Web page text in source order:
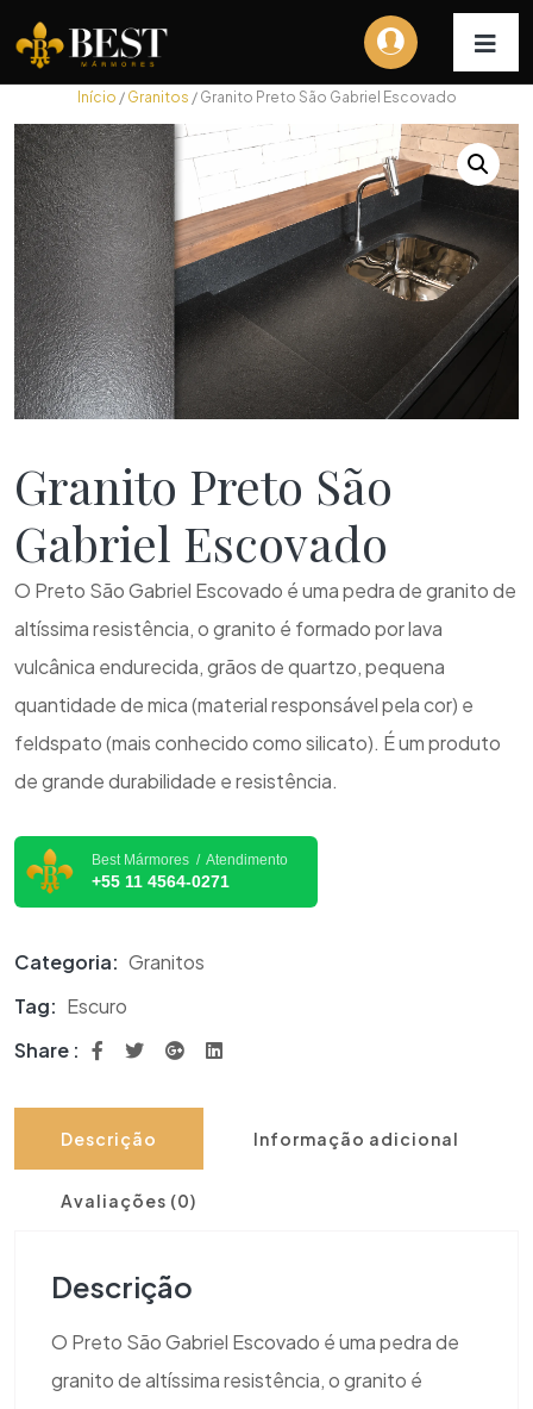
Início / Granitos / Granito Preto São Gabriel Escovado
Granito Preto São
Gabriel Escovado
O Preto São Gabriel Escovado é uma pedra de granito de
altíssima resistência, o granito é formado por lava
vulcânica endurecida, grãos de quartzo, pequena
quantidade de mica (material responsável pela cor) e
feldspato (mais conhecido como silicato). É um produto
de grande durabilidade e resistência.
Best Mármores / Atendimento
+55 11 4564-0271
Categoria: Granitos
Tag: Escuro
Share :
Descrição Informação adicional
Avaliações (0)
Descrição
O Preto São Gabriel Escovado é uma pedra de
granito de altíssima resistência, o granito é